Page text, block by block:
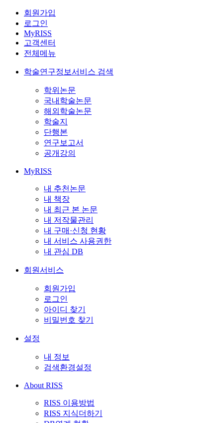
회원가입
로그인
MyRISS
고객센터
전체메뉴
학술연구정보서비스 검색
학위논문
국내학술논문
해외학술논문
학술지
단행본
연구보고서
공개강의
MyRISS
내 추천논문
내 책장
내 최근 본 논문
내 저작물관리
내 구매·신청 현황
내 서비스 사용권한
내 관심 DB
회원서비스
회원가입
로그인
아이디 찾기
비밀번호 찾기
설정
내 정보
검색환경설정
About RISS
RISS 이용방법
RISS 지식더하기